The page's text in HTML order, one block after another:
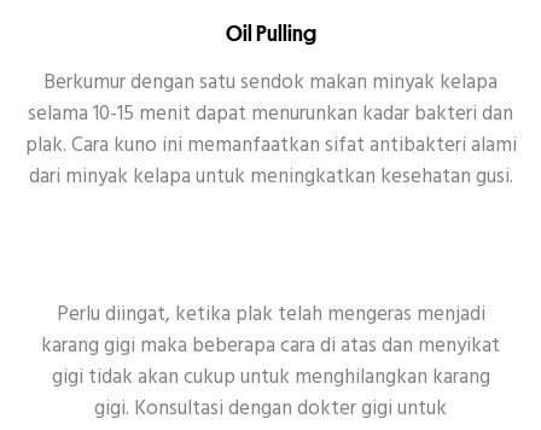
Oil Pulling
Berkumur dengan satu sendok makan minyak kelapa
selama 10-15 menit dapat menurunkan kadar bakteri dan
plak. Cara kuno ini memanfaatkan sifat antibakteri alami
dari minyak kelapa untuk meningkatkan kesehatan gusi.
Perlu diingat, ketika plak telah mengeras menjadi
karang gigi maka beberapa cara di atas dan menyikat
gigi tidak akan cukup untuk menghilangkan karang
gigi. Konsultasi dengan dokter gigi untuk